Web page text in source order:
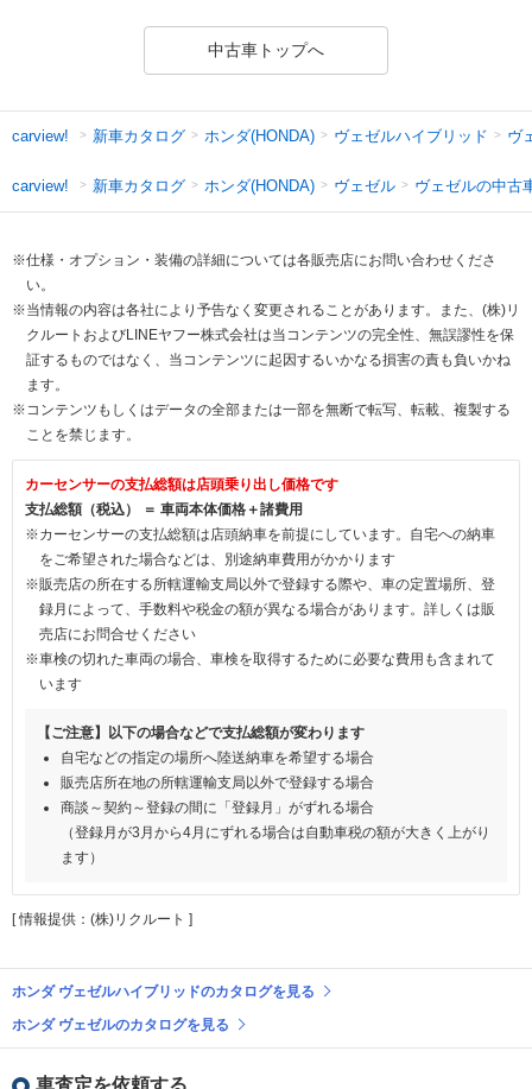
中古車トップへ
carview! 新車カタログ ホンダ(HONDA) ヴェゼルハイブリッド ヴ
carview! 新車カタログ ホンダ(HONDA) ヴェゼル ヴェゼルの中古
※仕様・オプション・装備の詳細については各販売店にお問い合わせくださ
い。
※当情報の内容は各社により予告なく変更されることがあります。また、(株)リ
クルートおよびLINEヤフー株式会社は当コンテンツの完全性、無誤謬性を保
証するものではなく、当コンテンツに起因するいかなる損害の責も負いかね
ます。
※コンテンツもしくはデータの全部または一部を無断で転写、転載、複製する
ことを禁じます。
カーセンサーの支払総額は店頭乗り出し価格です
支払総額（税込） ＝ 車両本体価格＋諸費用
※カーセンサーの支払総額は店頭納車を前提にしています。自宅への納車
をご希望された場合などは、別途納車費用がかかります
※販売店の所在する所轄運輸支局以外で登録する際や、車の定置場所、登
録月によって、手数料や税金の額が異なる場合があります。詳しくは販
売店にお問合せください
※車検の切れた車両の場合、車検を取得するために必要な費用も含まれて
います
【ご注意】以下の場合などで支払総額が変わります
自宅などの指定の場所へ陸送納車を希望する場合
販売店所在地の所轄運輸支局以外で登録する場合
商談～契約～登録の間に「登録月」がずれる場合
（登録月が3月から4月にずれる場合は自動車税の額が大きく上がり
ます）
[ 情報提供：(株)リクルート ]
ホンダ ヴェゼルハイブリッドのカタログを見る
ホンダ ヴェゼルのカタログを見る
車査定を依頼する